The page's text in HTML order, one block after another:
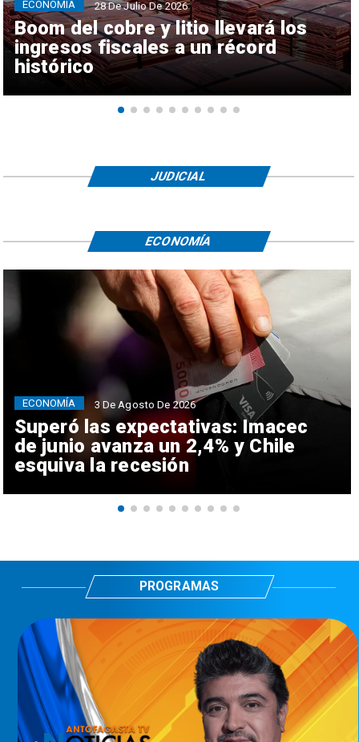
Boom del cobre y litio llevará los
ingresos fiscales a un récord
histórico
ECONOMÍA 28 De Julio De 2026
JUDICIAL
Superó las expectativas: Imacec
de junio avanza un 2,4% y Chile
esquiva la recesión
ECONOMÍA 3 De Agosto De 2026
ECONOMÍA
PROGRAMAS